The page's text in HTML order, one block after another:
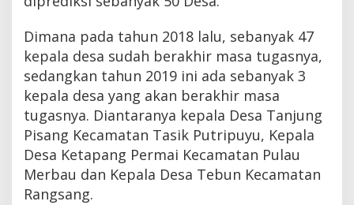
Dimana pada tahun 2018 lalu, sebanyak 47
kepala desa sudah berakhir masa tugasnya,
sedangkan tahun 2019 ini ada sebanyak 3
kepala desa yang akan berakhir masa
tugasnya. Diantaranya kepala Desa Tanjung
Pisang Kecamatan Tasik Putripuyu, Kepala
Desa Ketapang Permai Kecamatan Pulau
Merbau dan Kepala Desa Tebun Kecamatan
Rangsang.